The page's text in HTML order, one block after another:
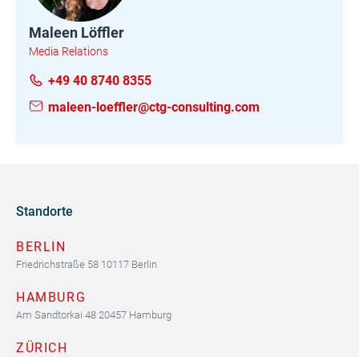
Maleen Löffler
Media Relations
+49 40 8740 8355
maleen-loeffler@ctg-consulting.com
Standorte
BERLIN
Friedrichstraße 58 10117 Berlin
HAMBURG
Am Sandtorkai 48 20457 Hamburg
ZÜRICH